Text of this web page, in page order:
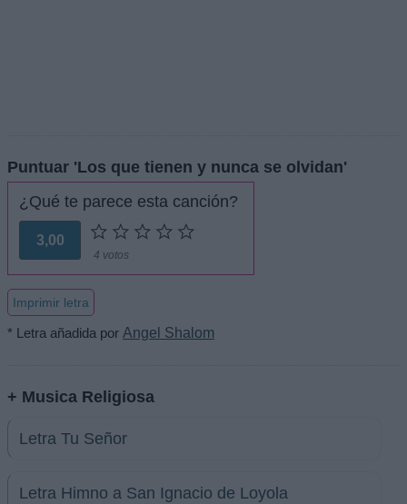
Puntuar 'Los que tienen y nunca se olvidan'
¿Qué te parece esta canción?
3,00
4 votos
Imprimir letra
* Letra añadida por Angel Shalom
+ Musica Religiosa
Letra Tu Señor
Letra Himno a San Ignacio de Loyola